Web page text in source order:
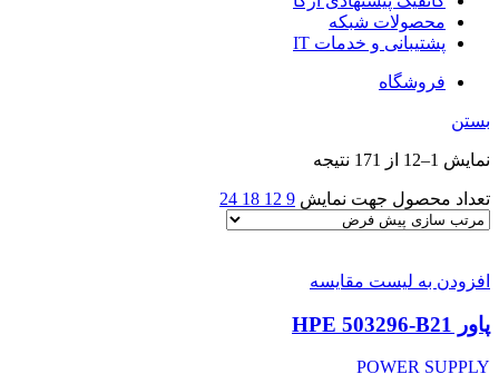
محصولات شبکه
پشتیبانی و خدمات IT
فروشگاه
بستن
نمایش 1–12 از 171 نتیجه
تعداد محصول جهت نمایش 9
12
18
24
افزودن به لیست مقایسه
پاور HPE 503296-B21
POWER SUPPLY